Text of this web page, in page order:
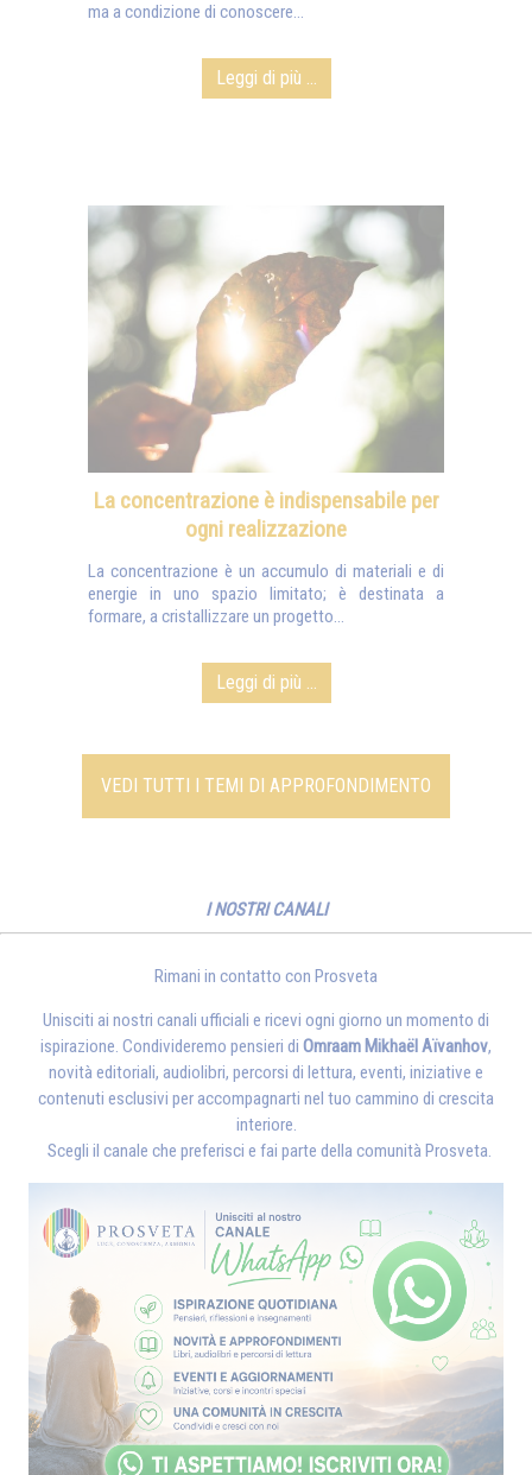
ma a condizione di conoscere...
Leggi di più ...
La concentrazione è indispensabile per
ogni realizzazione
La concentrazione è un accumulo di materiali e di
energie in uno spazio limitato; è destinata a
formare, a cristallizzare un progetto...
Leggi di più ...
VEDI TUTTI I TEMI DI APPROFONDIMENTO
I NOSTRI CANALI
Rimani in contatto con Prosveta
Unisciti ai nostri canali ufficiali e ricevi ogni giorno un momento di
ispirazione. Condivideremo pensieri di Omraam Mikhaël Aïvanhov,
novità editoriali, audiolibri, percorsi di lettura, eventi, iniziative e
contenuti esclusivi per accompagnarti nel tuo cammino di crescita
interiore.
Scegli il canale che preferisci e fai parte della comunità Prosveta.